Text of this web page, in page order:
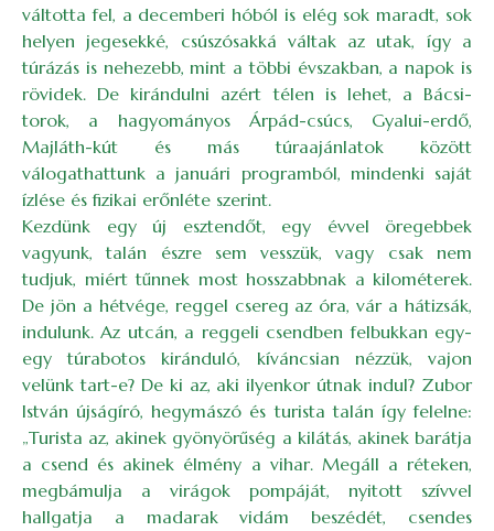
váltotta fel, a decemberi hóból is elég sok maradt, sok
helyen jegesekké, csúszósakká váltak az utak, így a
túrázás is nehezebb, mint a többi évszakban, a napok is
rövidek. De kirándulni azért télen is lehet, a Bácsi-
torok, a hagyományos Árpád-csúcs, Gyalui-erdő,
Majláth-kút és más túraajánlatok között
válogathattunk a januári programból, mindenki saját
ízlése és fizikai erőnléte szerint.
Kezdünk egy új esztendőt, egy évvel öregebbek
vagyunk, talán észre sem vesszük, vagy csak nem
tudjuk, miért tűnnek most hosszabbnak a kilométerek.
De jön a hétvége, reggel csereg az óra, vár a hátizsák,
indulunk. Az utcán, a reggeli csendben felbukkan egy-
egy túrabotos kiránduló, kíváncsian nézzük, vajon
velünk tart-e? De ki az, aki ilyenkor útnak indul? Zubor
István újságíró, hegymászó és turista talán így felelne:
„Turista az, akinek gyönyörűség a kilátás, akinek barátja
a csend és akinek élmény a vihar. Megáll a réteken,
megbámulja a virágok pompáját, nyitott szívvel
hallgatja a madarak vidám beszédét, csendes